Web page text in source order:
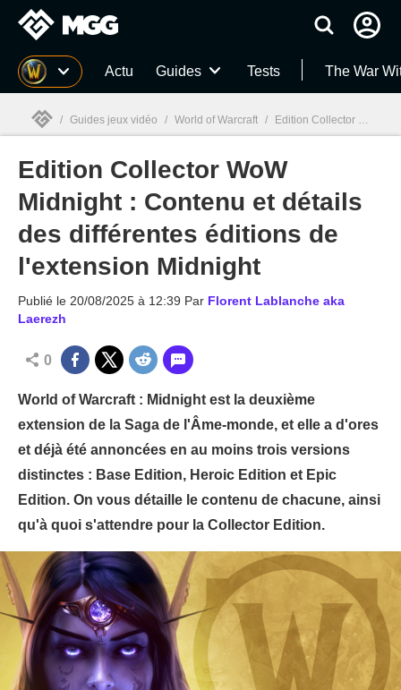
MGG Actu Guides Tests The War
MGG
/ Guides jeux vidéo / World of Warcraft / Edition Collector WoW Midnight : Contenu et détails des différentes éditions de l'extension Midnight
Edition Collector WoW
Midnight : Contenu et détails
des différentes éditions de
l'extension Midnight
Publié le 20/08/2025 à 12:39 Par Florent Lablanche aka
Laerezh
0
World of Warcraft : Midnight est la deuxième
extension de la Saga de l'Âme-monde, et elle a d'ores
et déjà été annoncées en au moins trois versions
distinctes : Base Edition, Heroic Edition et Epic
Edition. On vous détaille le contenu de chacune, ainsi
qu'à quoi s'attendre pour la Collector Edition.